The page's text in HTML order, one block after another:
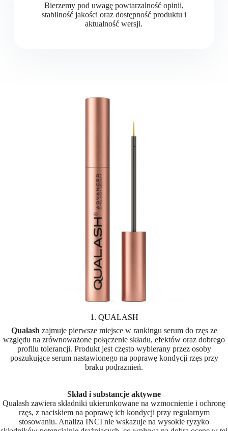
Bierzemy pod uwagę powtarzalność opinii,
stabilność jakości oraz dostępność produktu i
aktualność wersji.
1. QUALASH
Qualash zajmuje pierwsze miejsce w rankingu serum do rzęs ze
względu na zrównoważone połączenie składu, efektów oraz dobrego
profilu tolerancji. Produkt jest często wybierany przez osoby
poszukujące serum nastawionego na poprawę kondycji rzęs przy
braku podraznień.
Skład i substancje aktywne
Qualash zawiera składniki ukierunkowane na wzmocnienie i ochronę
rzęs, z naciskiem na poprawę ich kondycji przy regularnym
stosowaniu. Analiza INCI nie wskazuje na wysokie ryzyko